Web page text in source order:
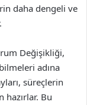
daha dengeli ve
Değişikliği,
adına
süreçlerin
hazırlar. Bu